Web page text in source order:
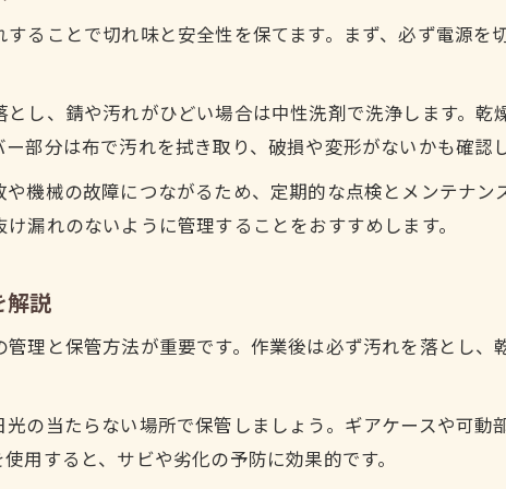
ることで切れ味と安全性を保てます。まず、必ず電源を
し、錆や汚れがひどい場合は中性洗剤で洗浄します。
部分は布で汚れを拭き取り、破損や変形がないかも確認
機械の故障につながるため、定期的な点検とメンテナ
漏れのないように管理することをおすすめします。
解説
理と保管方法が重要です。作業後は必ず汚れを落とし
の当たらない場所で保管しましょう。ギアケースや可
用すると、サビや劣化の予防に効果的です。